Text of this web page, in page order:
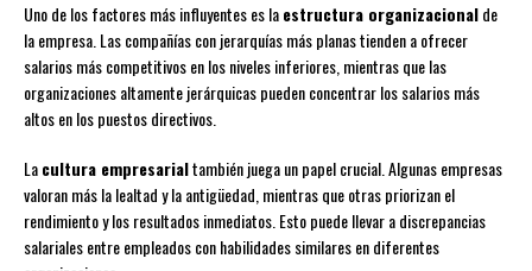
Uno de los factores más influyentes es laestructura organizacionalde
la empresa. Las compañías con jerarquías más planas tienden a ofrecer
salarios más competitivos en los niveles inferiores, mientras que las
organizaciones altamente jerárquicas pueden concentrar los salarios más
altos en los puestos directivos.
Lacultura empresarialtambién juega un papel crucial. Algunas empresas
valoran más la lealtad y la antigüedad, mientras que otras priorizan el
rendimiento y los resultados inmediatos. Esto puede llevar a discrepancias
salariales entre empleados con habilidades similares en diferentes